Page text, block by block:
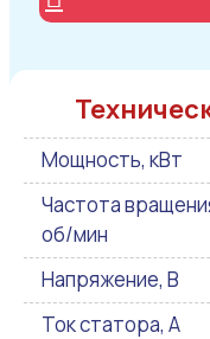
Мощность, кВт
Частота
об/мин
Напряжение, В
Ток статора, А